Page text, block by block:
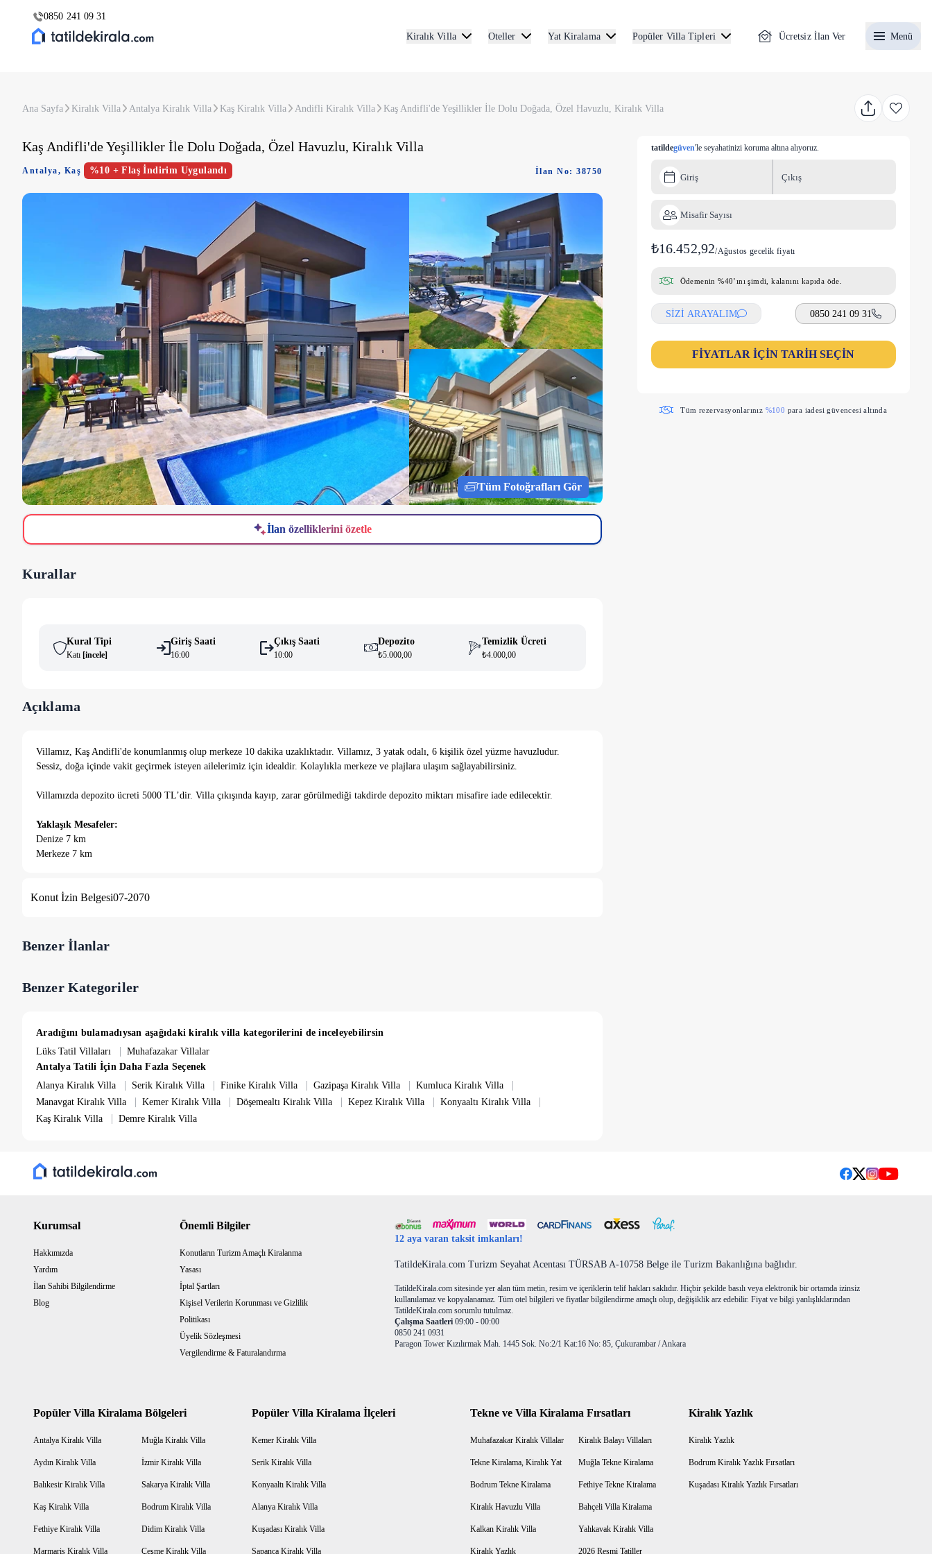
0850 241 09 31
Kiralık Villa
Oteller Yat Kiralama Popüler Villa Tipleri Ücretsiz İlan Ver Menü
Ana Sayfa Kiralık Villa Antalya Kiralık Villa Kaş Kiralık Villa Andifli Kiralık Villa Kaş Andifli'de Yeşillikler İle Dolu Doğada, Özel Havuzlu, Kiralık Villa
Kaş Andifli'de Yeşillikler İle Dolu Doğada, Özel Havuzlu, Kiralık Villa
Antalya, Kaş %10 + Flaş İndirim Uygulandı İlan No: 38750
Tüm Fotoğrafları Gör
İlan özelliklerini özetle
Kurallar
Kural Tipi
Katı [i̇ncele]
Giriş Saati
16:00
Çıkış Saati
10:00
Depozito
₺5.000,00
Temizlik Ücreti
₺4.000,00
Açıklama
Villamız, Kaş Andifli'de konumlanmış olup merkeze 10 dakika uzaklıktadır. Villamız, 3 yatak odalı, 6 kişilik özel yüzme havuzludur.
Sessiz, doğa içinde vakit geçirmek isteyen ailelerimiz için idealdir. Kolaylıkla merkeze ve plajlara ulaşım sağlayabilirsiniz.
Villamızda depozito ücreti 5000 TL’dir. Villa çıkışında kayıp, zarar görülmediği takdirde depozito miktarı misafire iade edilecektir.
Yaklaşık Mesafeler:
Denize 7 km
Merkeze 7 km
Havalimanına 135 km
Konut İzin Belgesi07-2070
Benzer İlanlar
Benzer Kategoriler
Aradığını bulamadıysan aşağıdaki kiralık villa kategorilerini de inceleyebilirsin
Lüks Tatil Villaları
| Muhafazakar Villalar
Antalya Tatili İçin Daha Fazla Seçenek
Alanya Kiralık Villa
| Serik Kiralık Villa | Finike Kiralık Villa | Gazipaşa Kiralık Villa | Kumluca Kiralık Villa |
Manavgat Kiralık Villa | Kemer Kiralık Villa | Döşemealtı Kiralık Villa | Kepez Kiralık Villa | Konyaaltı Kiralık Villa |
Kaş Kiralık Villa | Demre Kiralık Villa
tatildegüven'le seyahatinizi koruma altına alıyoruz.
Giriş Çıkış
Misafir Sayısı
₺16.452,92/Ağustos gecelik fiyatı
Ödemenin %40’ını şimdi, kalanını kapıda öde.
SİZİ ARAYALIM 0850 241 09 31
FİYATLAR İÇİN TARİH SEÇİN
Tüm rezervasyonlarınız %100 para iadesi güvencesi altında
Kurumsal
Hakkımızda
Yardım
İlan Sahibi Bilgilendirme
Blog
Önemli Bilgiler
Konutların Turizm Amaçlı Kiralanma
Yasası
İptal Şartları
Kişisel Verilerin Korunması ve Gizlilik
Politikası
Üyelik Sözleşmesi
Vergilendirme & Faturalandırma
12 aya varan taksit imkanları!
TatildeKirala.com Turizm Seyahat Acentası TÜRSAB A-10758 Belge ile Turizm Bakanlığına bağlıdır.
TatildeKirala.com sitesinde yer alan tüm metin, resim ve içeriklerin telif hakları saklıdır. Hiçbir şekilde basılı veya elektronik bir ortamda izinsiz
kullanılamaz ve kopyalanamaz. Tüm otel bilgileri ve fiyatlar bilgilendirme amaçlı olup, değişiklik arz edebilir. Fiyat ve bilgi yanlışlıklarından
TatildeKirala.com sorumlu tutulmaz.
Çalışma Saatleri 09:00 - 00:00
0850 241 0931
Paragon Tower Kızılırmak Mah. 1445 Sok. No:2/1 Kat:16 No: 85, Çukurambar / Ankara
Popüler Villa Kiralama Bölgeleri
Antalya Kiralık Villa Muğla Kiralık Villa
Aydın Kiralık Villa İzmir Kiralık Villa
Balıkesir Kiralık Villa Sakarya Kiralık Villa
Kaş Kiralık Villa Bodrum Kiralık Villa
Fethiye Kiralık Villa Didim Kiralık Villa
Marmaris Kiralık Villa Çeşme Kiralık Villa
Popüler Villa Kiralama İlçeleri
Kemer Kiralık Villa
Serik Kiralık Villa
Konyaaltı Kiralık Villa
Alanya Kiralık Villa
Kuşadası Kiralık Villa
Sapanca Kiralık Villa
Tekne ve Villa Kiralama Fırsatları
Muhafazakar Kiralık Villalar Kiralık Balayı Villaları
Tekne Kiralama, Kiralık Yat Muğla Tekne Kiralama
Bodrum Tekne Kiralama Fethiye Tekne Kiralama
Kiralık Havuzlu Villa Bahçeli Villa Kiralama
Kalkan Kiralık Villa Yalıkavak Kiralık Villa
Kiralık Yazlık 2026 Resmi Tatiller
Kiralık Yazlık
Kiralık Yazlık
Bodrum Kiralık Yazlık Fırsatları
Kuşadası Kiralık Yazlık Fırsatları